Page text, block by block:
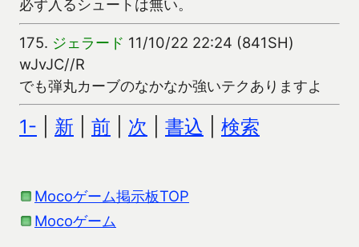
必ず入るシュートは無い。
175. ジェラード 11/10/22 22:24 (841SH)
wJvJC//R
でも弾丸カーブのなかなか強いテクありますよ
1- 新 前 次 書込 検索
Mocoゲーム掲示板TOP
Mocoゲーム